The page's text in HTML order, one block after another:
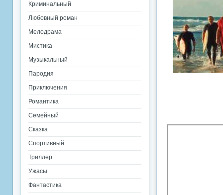
Криминальный
Любовный роман
Мелодрама
Мистика
Музыкальный
Пародия
Приключения
Романтика
Семейный
Сказка
Спортивный
Триллер
Ужасы
Фантастика